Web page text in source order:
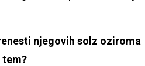
njegovih solz oziroma
tem?